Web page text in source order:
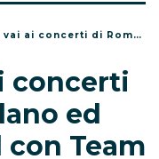
Roma e Milano ed incontra la band con Team World!
concerti
ed
Team